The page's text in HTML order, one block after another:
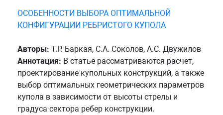
ОСОБЕННОСТИ ВЫБОРА ОПТИМАЛЬНОЙ
КОНФИГУРАЦИИ РЕБРИСТОГО КУПОЛА
Авторы: Т.Р. Баркая, С.А. Соколов, А.С. Двужилов
Аннотация: В статье рассматриваются расчет,
проектирование купольных конструкций, а также
выбор оптимальных геометрических параметров
купола в зависимости от высоты стрелы и
градуса сектора ребер конструкции.